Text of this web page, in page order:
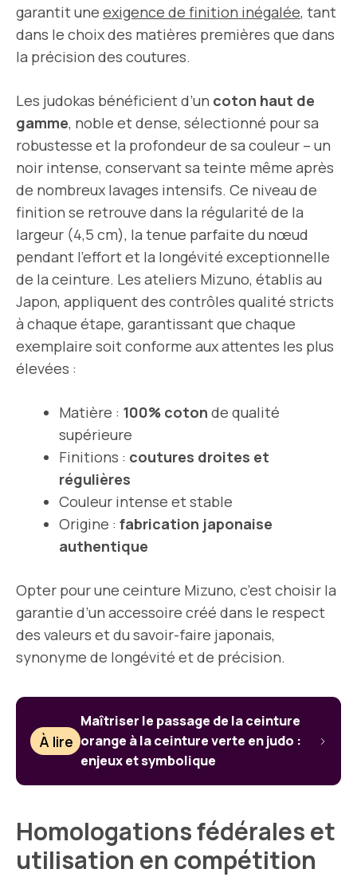
garantit une exigence de finition inégalée, tant
dans le choix des matières premières que dans
la précision des coutures.
Les judokas bénéficient d’un coton haut de
gamme, noble et dense, sélectionné pour sa
robustesse et la profondeur de sa couleur – un
noir intense, conservant sa teinte même après
de nombreux lavages intensifs. Ce niveau de
finition se retrouve dans la régularité de la
largeur (4,5 cm), la tenue parfaite du nœud
pendant l’effort et la longévité exceptionnelle
de la ceinture. Les ateliers Mizuno, établis au
Japon, appliquent des contrôles qualité stricts
à chaque étape, garantissant que chaque
exemplaire soit conforme aux attentes les plus
élevées :
Matière : 100% coton de qualité
supérieure
Finitions : coutures droites et
régulières
Couleur intense et stable
Origine : fabrication japonaise
authentique
Opter pour une ceinture Mizuno, c’est choisir la
garantie d’un accessoire créé dans le respect
des valeurs et du savoir-faire japonais,
synonyme de longévité et de précision.
À lire
Maîtriser le passage de la ceinture
orange à la ceinture verte en judo :
enjeux et symbolique
Homologations fédérales et
utilisation en compétition